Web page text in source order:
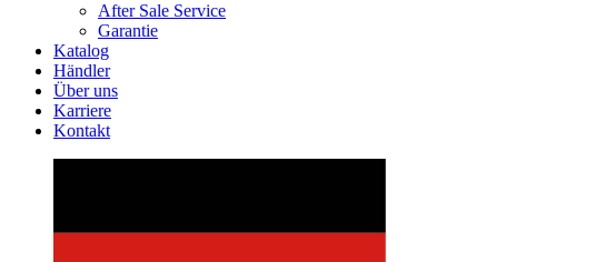
After Sale Service
Garantie
Katalog
Händler
Über uns
Karriere
Kontakt